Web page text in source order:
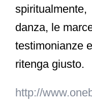
spiritualmente,
danza, le
testimonianze
ritenga giusto.
http://